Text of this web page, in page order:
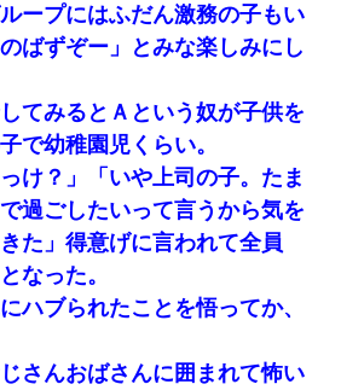
ープにはふだん激務の子もい
ばずぞー」とみな楽しみにし
てみるとＡという奴が子供を
で幼稚園児くらい。
け？」「いや上司の子。たま
過ごしたいって言うから気を
た」得意げに言われて全員
なった。
ハブられたことを悟ってか、
さんおばさんに囲まれて怖い